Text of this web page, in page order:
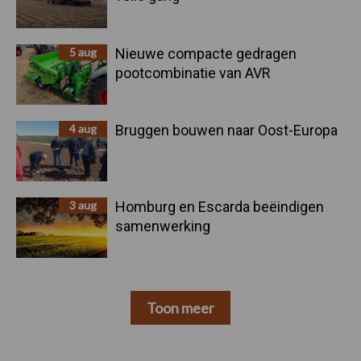
5 aug
Nieuwe compacte gedragen
pootcombinatie van AVR
4 aug Bruggen bouwen naar Oost-Europa
3 aug
Homburg en Escarda beëindigen
samenwerking
Toon meer